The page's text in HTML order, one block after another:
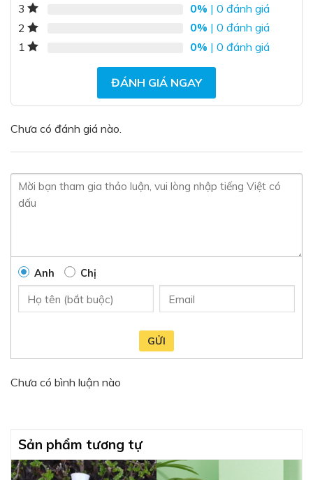
3
0% | 0 đánh giá
2
0% | 0 đánh giá
1
0% | 0 đánh giá
ĐÁNH GIÁ NGAY
Chưa có đánh giá nào.
Anh Chị
GỬI
Chưa có bình luận nào
Sản phẩm tương tự